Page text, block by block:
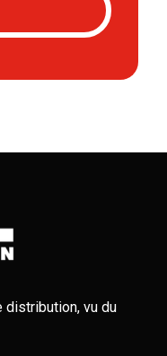
distribution, vu du